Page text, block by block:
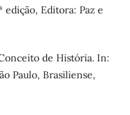
edição, Editora: Paz e
de História. In:
Paulo, Brasiliense,